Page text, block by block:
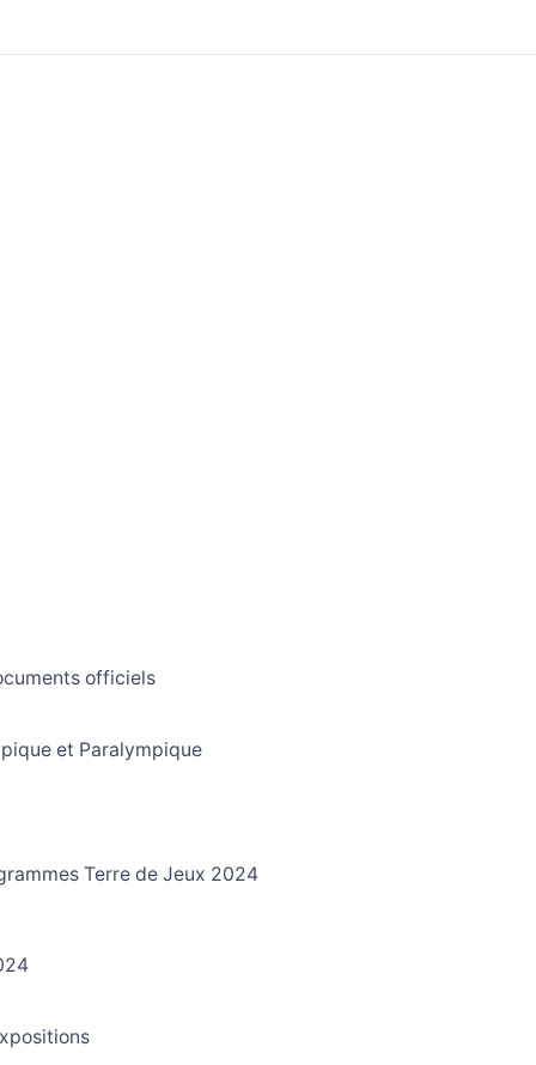
officiels
et Paralympique
Terre de Jeux 2024